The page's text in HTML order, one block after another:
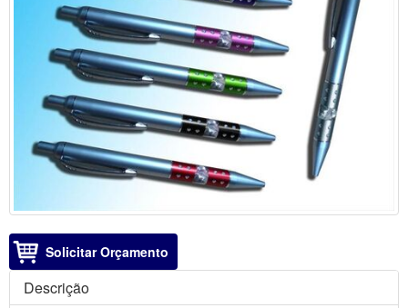
Solicitar Orçamento
Descrição